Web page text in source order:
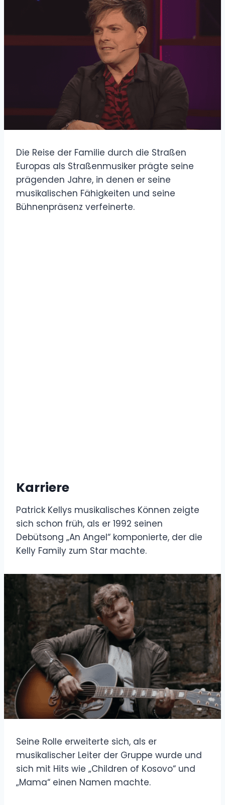
Die Reise der Familie durch die Straßen
Europas als Straßenmusiker prägte seine
prägenden Jahre, in denen er seine
musikalischen Fähigkeiten und seine
Bühnenpräsenz verfeinerte.
Karriere
Patrick Kellys musikalisches Können zeigte
sich schon früh, als er 1992 seinen
Debütsong „An Angel“ komponierte, der die
Kelly Family zum Star machte.
Seine Rolle erweiterte sich, als er
musikalischer Leiter der Gruppe wurde und
sich mit Hits wie „Children of Kosovo“ und
„Mama“ einen Namen machte.